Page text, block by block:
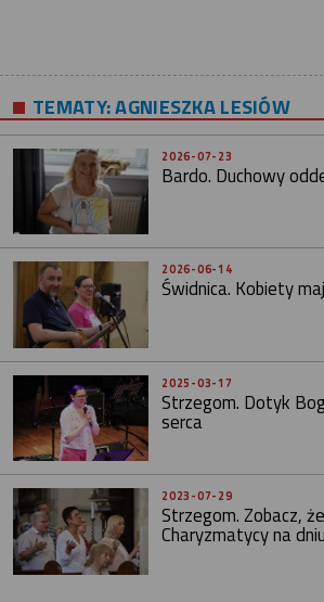
TEMATY:AGNIESZKA LESIÓW
2026-07-23
Bardo. Duchowy
2026-06-14
Świdnica. Kobiety
2025-03-17
Strzegom. Dotyk
serca
2023-07-29
Strzegom. Zobacz,
Charyzmatycy na